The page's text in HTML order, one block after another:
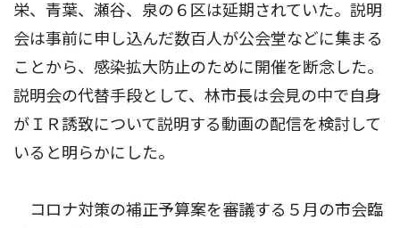
栄、青葉、瀬谷、泉の６区は延期されていた。説明
会は事前に申し込んだ数百人が公会堂などに集まる
ことから、感染拡大防止のために開催を断念した。
説明会の代替手段として、林市長は会見の中で自身
がＩＲ誘致について説明する動画の配信を検討して
いると明らかにした。
コロナ対策の補正予算案を審議する５月の市会臨